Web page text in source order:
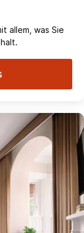
allem, was Sie